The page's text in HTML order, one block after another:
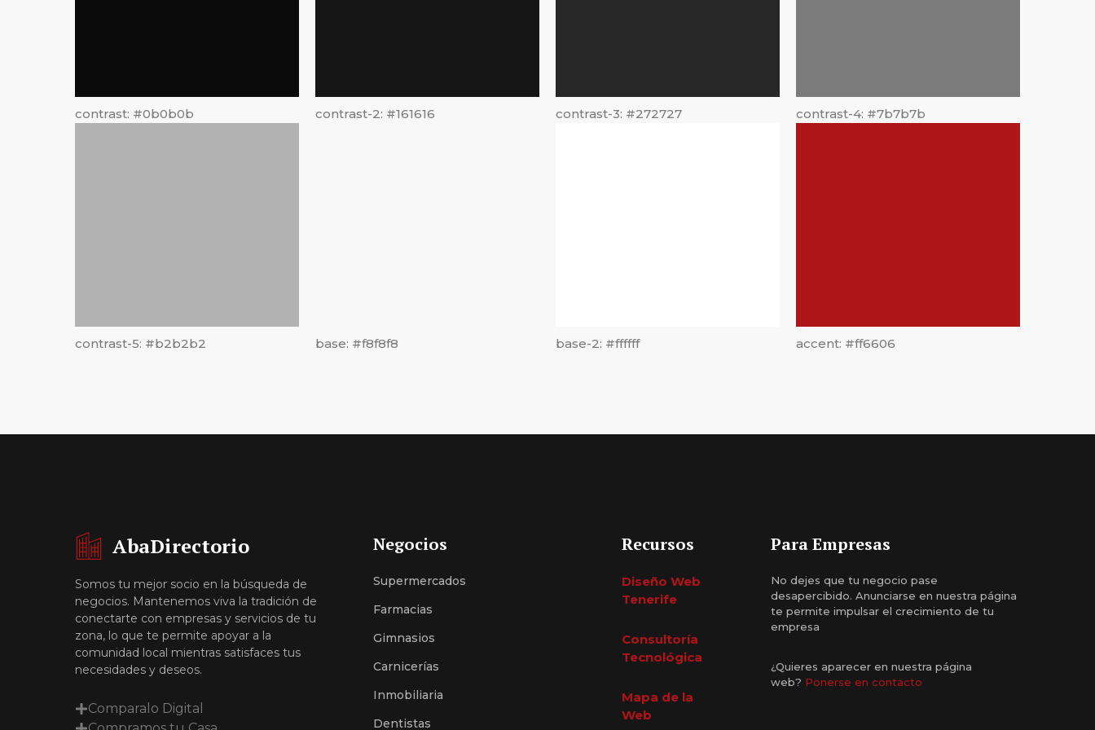
contrast: #0b0b0b contrast-2: #161616 contrast-3: #272727 contrast-4: #7b7b7b
contrast-5: #b2b2b2 base: #f8f8f8 base-2: #ffffff accent: #ff6606
AbaDirectorio
Somos tu mejor socio en la búsqueda de
negocios. Mantenemos viva la tradición de
conectarte con empresas y servicios de tu
zona, lo que te permite apoyar a la
comunidad local mientras satisfaces tus
necesidades y deseos.
Comparalo Digital
Negocios
Supermercados
Farmacias
Gimnasios
Carnicerías
Inmobiliaria
Dentistas
Recursos
Diseño Web
Tenerife
Consultoría
Tecnológica
Mapa de la
Web
Para Empresas
No dejes que tu negocio pase
desapercibido. Anunciarse en nuestra página
te permite impulsar el crecimiento de tu
empresa
¿Quieres aparecer en nuestra página
web? Ponerse en contacto